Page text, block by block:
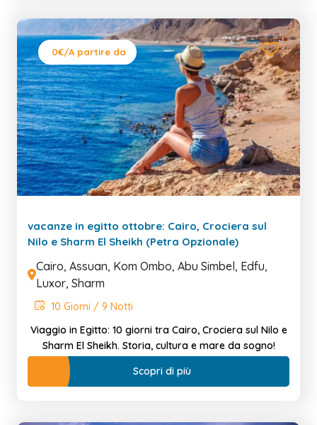
0€/A partire da
vacanze in egitto ottobre: Cairo, Crociera sul
Nilo e Sharm El Sheikh (Petra Opzionale)
Cairo, Assuan, Kom Ombo, Abu Simbel, Edfu,
Luxor, Sharm
10 Giorni / 9 Notti
Viaggio in Egitto: 10 giorni tra Cairo, Crociera sul Nilo e
Sharm El Sheikh. Storia, cultura e mare da sogno!
Scopri di più